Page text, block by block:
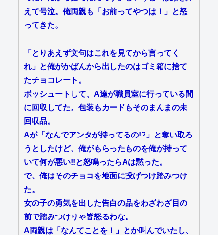
えて号泣。俺両親も「お前ってやつは！」と怒
ってきた。
「とりあえず文句はこれを見てから言ってく
れ」と俺がかばんから出したのはゴミ箱に捨て
たチョコレート。
ボッシュートして、A達が職員室に行っている間
に回収してた。包装もカードもそのまんまの未
回収品。
Aが「なんでアンタが持ってるの!?」と奪い取ろ
うとしたけど、俺がもらったものを俺が持って
いて何が悪い!!と怒鳴ったらAは黙った。
で、俺はそのチョコを地面に投げつけ踏みつけ
た。
女の子の勇気を出した告白の品をわざわざ目の
前で踏みつけりゃ皆怒るわな。
A両親は「なんてことを！」とか叫んでいたし、